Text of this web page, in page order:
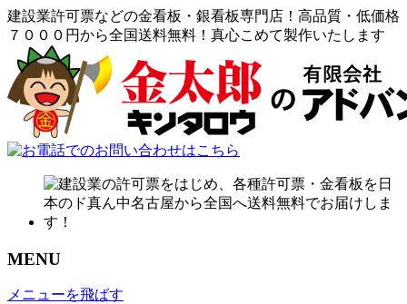
建設業許可票などの金看板・銀看板専門店！高品質・低価格
７０００円から全国送料無料！真心こめて製作いたします
MENU
メニューを飛ばす